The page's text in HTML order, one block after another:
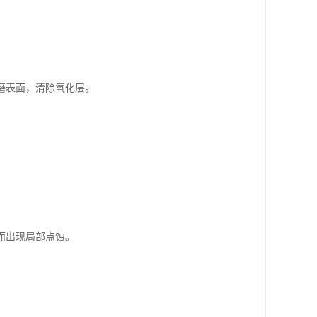
面，清除氧化层。
现局部点蚀。